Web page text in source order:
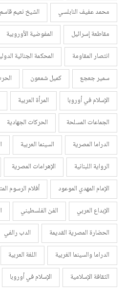
محمد عفيف النابلسي
الشيخ نعيم قاسم
مقاطعة إسرائيل
المفوضية الأوروبية
انتصار المقاومة
المحكمة الجنائية
سمير جعجع
كميل شمعون
الإسلام في أوروبا
المرأة العربية
الجماعات المسلحة
الحركات الجهادية
الدراما المصرية
السينما العربية
الرواية اللبنانية
الإهرامات المصرية
الإمام المهدي الموعود
أفلام الرسوم
الإبداع العربي
الفن الفلسطيني
الحضارة المصرية القديمة
الدب رالفي
الدراما والسينما الغربية
اللغة العربية
الثقافة الإسلامية
الإسلام في أوروبا